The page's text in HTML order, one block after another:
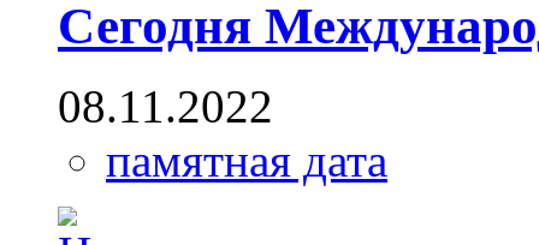
Сегодня
08.11.2022
памятная дата